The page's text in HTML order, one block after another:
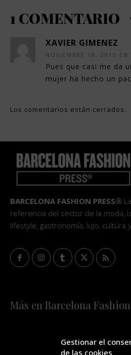
Gestionar el
de las cookies
1 COMENTARIO
XAVIER GIMENEZ
NOVIEMBRE 18, 2015 EN
Pues que casi me da
mujer ha hecho un
Los comentarios están cerrados.
BARCELONA FASHION PRESS®
referencia del sector de la moda,
lifestyle, gastronomía, lujo, cultura
Más en Barcelona